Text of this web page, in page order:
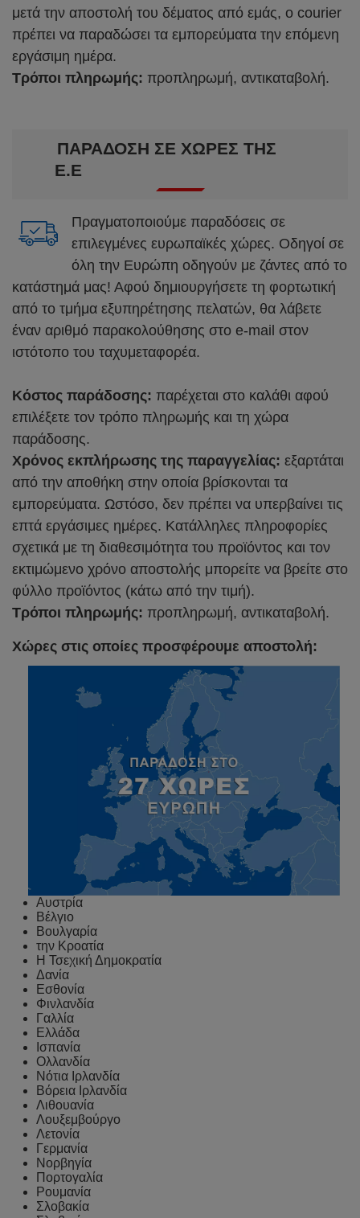
μετά την αποστολή του δέματος από εμάς, ο courier
πρέπει να παραδώσει τα εμπορεύματα την επόμενη
εργάσιμη ημέρα.
Τρόποι πληρωμής: προπληρωμή, αντικαταβολή.
ΠΑΡΆΔΟΣΗ ΣΕ ΧΏΡΕΣ ΤΗΣ
Ε.Ε
Πραγματοποιούμε παραδόσεις σε
επιλεγμένες ευρωπαϊκές χώρες. Οδηγοί σε
όλη την Ευρώπη οδηγούν με ζάντες από το
κατάστημά μας! Αφού δημιουργήσετε τη φορτωτική
από το τμήμα εξυπηρέτησης πελατών, θα λάβετε
έναν αριθμό παρακολούθησης στο e-mail στον
ιστότοπο του ταχυμεταφορέα.
Κόστος παράδοσης: παρέχεται στο καλάθι αφού
επιλέξετε τον τρόπο πληρωμής και τη χώρα
παράδοσης.
Χρόνος εκπλήρωσης της παραγγελίας: εξαρτάται
από την αποθήκη στην οποία βρίσκονται τα
εμπορεύματα. Ωστόσο, δεν πρέπει να υπερβαίνει τις
επτά εργάσιμες ημέρες. Κατάλληλες πληροφορίες
σχετικά με τη διαθεσιμότητα του προϊόντος και τον
εκτιμώμενο χρόνο αποστολής μπορείτε να βρείτε στο
φύλλο προϊόντος (κάτω από την τιμή).
Τρόποι πληρωμής: προπληρωμή, αντικαταβολή.
Χώρες στις οποίες προσφέρουμε αποστολή:
Αυστρία
Βέλγιο
Βουλγαρία
την Κροατία
Η Τσεχική Δημοκρατία
Δανία
Εσθονία
Φινλανδία
Γαλλία
Ελλάδα
Ισπανία
Ολλανδία
Νότια Ιρλανδία
Βόρεια Ιρλανδία
Λιθουανία
Λουξεμβούργο
Λετονία
Γερμανία
Νορβηγία
Πορτογαλία
Ρουμανία
Σλοβακία